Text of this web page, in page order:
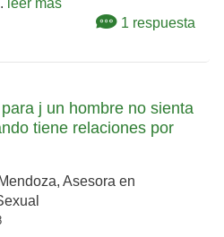
leer más
1 respuesta
j un hombre no sienta
tiene relaciones por
Asesora en